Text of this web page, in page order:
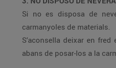
Si no es disposa de
carmanyoles de materials.
S’aconsella deixar en
abans de posar-los a la